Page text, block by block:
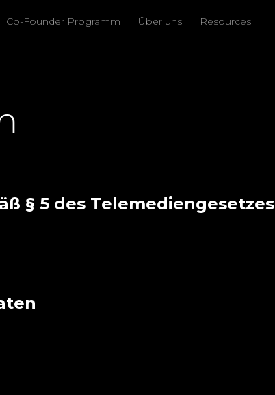
Co-Founder Programm Über uns Resources
§ 5 des Telemediengesetzes